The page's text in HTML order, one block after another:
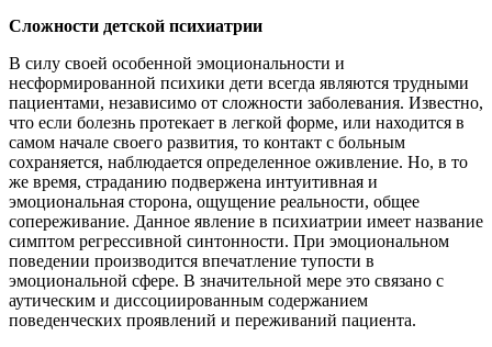
Сложности детской психиатрии
В силу своей особенной эмоциональности и
несформированной психики дети всегда являются трудными
пациентами, независимо от сложности заболевания. Известно,
что если болезнь протекает в легкой форме, или находится в
самом начале своего развития, то контакт с больным
сохраняется, наблюдается определенное оживление. Но, в то
же время, страданию подвержена интуитивная и
эмоциональная сторона, ощущение реальности, общее
сопереживание. Данное явление в психиатрии имеет название
симптом регрессивной синтонности. При эмоциональном
поведении производится впечатление тупости в
эмоциональной сфере. В значительной мере это связано с
аутическим и диссоциированным содержанием
поведенческих проявлений и переживаний пациента.